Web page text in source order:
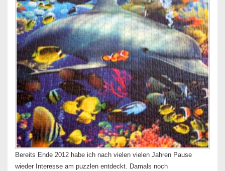
Bereits Ende 2012 habe ich nach vielen vielen Jahren Pause
wieder Interesse am puzzlen entdeckt. Damals noch